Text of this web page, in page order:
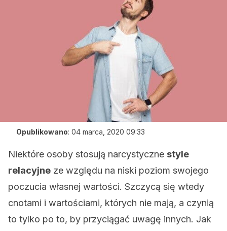
Opublikowano: 04 marca, 2020 09:33
Niektóre osoby stosują narcystyczne style
relacyjne ze względu na niski poziom swojego
poczucia własnej wartości. Szczycą się wtedy
cnotami i wartościami, których nie mają, a czynią
to tylko po to, by przyciągać uwagę innych. Jak